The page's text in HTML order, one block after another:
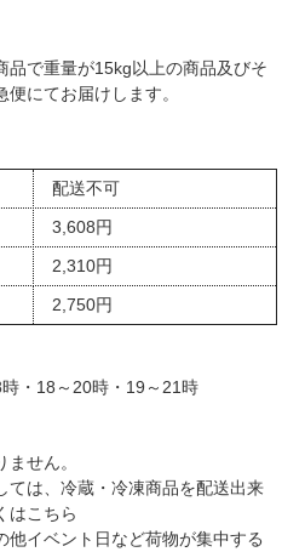
品で重量が15kg以上の商品及びそ
にてお届けします。
配送不可
3,608円
2,310円
2,750円
・18～20時・19～21時
せん。
は、冷蔵・冷凍商品を配送出来
はこちら
イベント日など荷物が集中する